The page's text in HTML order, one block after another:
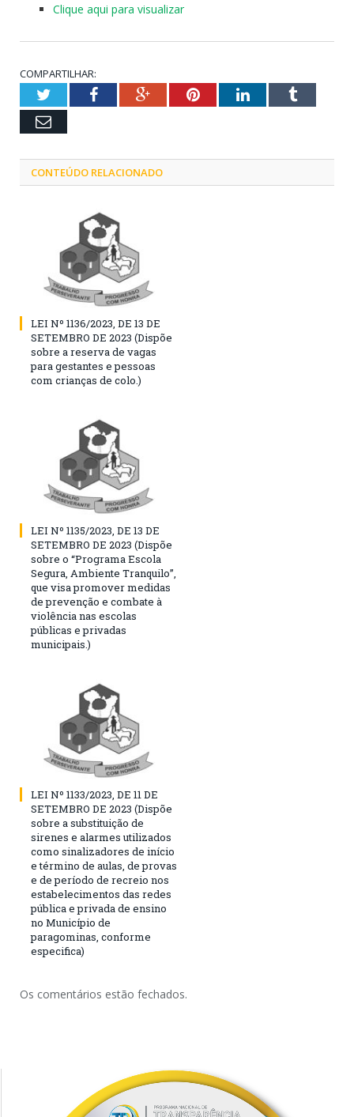
Clique aqui para visualizar
COMPARTILHAR:
TwitterFacebookGoogle+PinterestLinkedInTumblr
Email
CONTEÚDO RELACIONADO
LEI Nº 1136/2023, DE 13 DE
SETEMBRO DE 2023 (Dispõe
sobre a reserva de vagas
para gestantes e pessoas
com crianças de colo.)
LEI Nº 1135/2023, DE 13 DE
SETEMBRO DE 2023 (Dispõe
sobre o “Programa Escola
Segura, Ambiente Tranquilo”,
que visa promover medidas
de prevenção e combate à
violência nas escolas
públicas e privadas
municipais.)
LEI Nº 1133/2023, DE 11 DE
SETEMBRO DE 2023 (Dispõe
sobre a substituição de
sirenes e alarmes utilizados
como sinalizadores de início
e término de aulas, de provas
e de período de recreio nos
estabelecimentos das redes
pública e privada de ensino
no Município de
paragominas, conforme
especifica)
Os comentários estão fechados.